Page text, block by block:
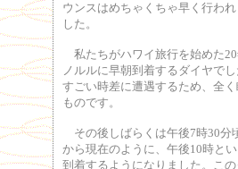
ウンスはめちゃくちゃ早く行わ
した。
私たちがハワイ旅行を始めた
ノルルに早朝到着するダイヤで
すごい時差に遭遇するため、全
ものです。
その後しばらくは午後7時30分
から現在のように、午後10時と
到着するようになりました。こ